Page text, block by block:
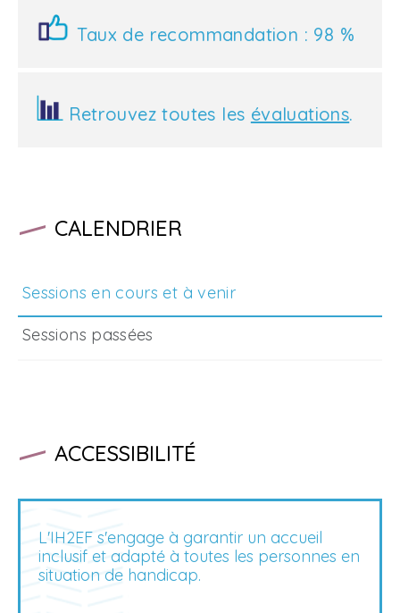
Taux de recommandation : 98 %
Retrouvez toutes les évaluations.
CALENDRIER
Sessions en cours et à venir
Sessions passées
ACCESSIBILITÉ
L'IH2EF s'engage à garantir un accueil
inclusif et adapté à toutes les personnes en
situation de handicap.